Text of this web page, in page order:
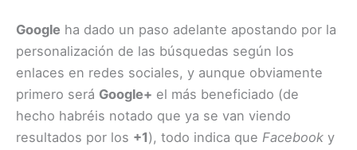
Google ha dado un paso adelante apostando por la
personalización de las búsquedas según los
enlaces en redes sociales, y aunque obviamente
primero será Google+ el más beneficiado (de
hecho habréis notado que ya se van viendo
resultados por los +1), todo indica que Facebook y